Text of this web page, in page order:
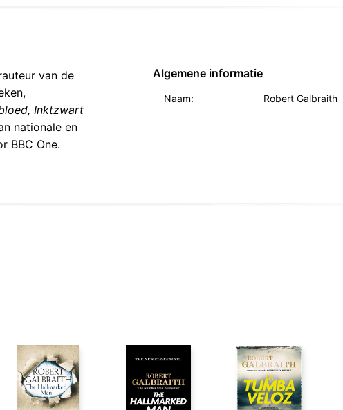
van de
Inktzwart
nationale en
BBC One.
Algemene informatie
Naam: Robert Galbraith